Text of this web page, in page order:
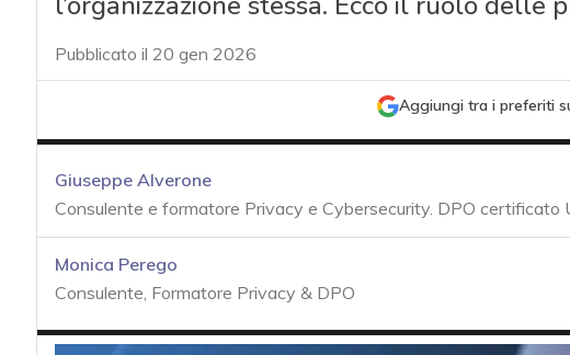
Pubblicato il 20 gen 2026
Aggiungi tra i preferiti
Giuseppe Alverone
Consulente e formatore Privacy e Cybersecurity. DPO
Monica Perego
Consulente, Formatore Privacy & DPO